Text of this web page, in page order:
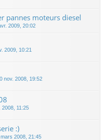
pannes moteurs diesel
2009, 20:02
2009, 10:21
nov. 2008, 19:52
2008, 11:25
:)
mars 2008, 21:45